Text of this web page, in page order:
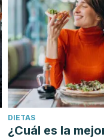
DIETAS
¿Cuál es la